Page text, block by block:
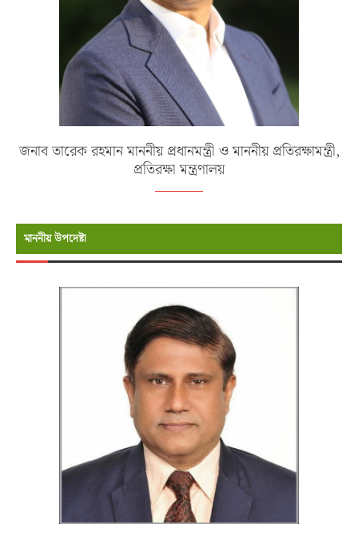
জনাব তারেক রহমান মাননীয় প্রধানমন্ত্রী ও মাননীয় প্রতিরক্ষামন্ত্রী,
প্রতিরক্ষা মন্ত্রণালয়
মাননীয় উপদেষ্টা